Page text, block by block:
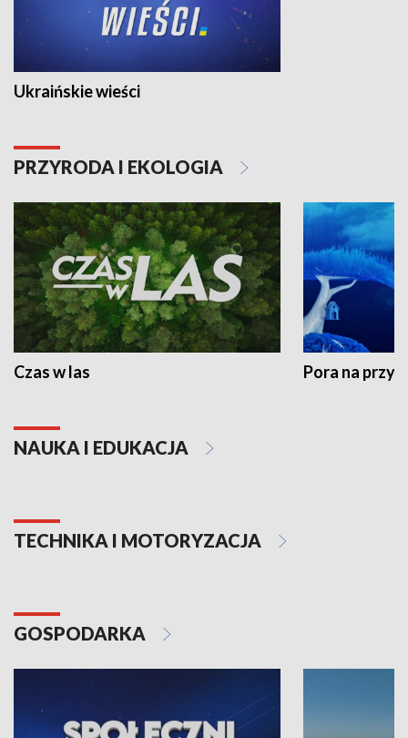
Ukraińskie wieści
PRZYRODA I EKOLOGIA
Czas w las Pora na
NAUKA I EDUKACJA
TECHNIKA I MOTORYZACJA
GOSPODARKA